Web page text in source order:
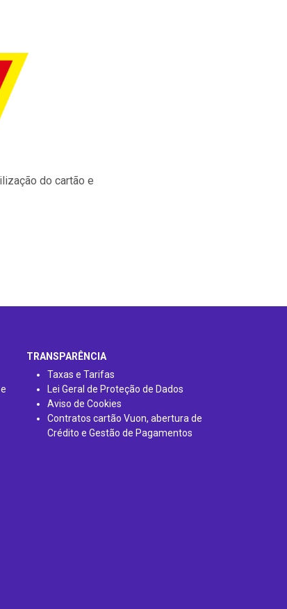
do cartão e
TRANSPARÊNCIA
Taxas e Tarifas
Lei Geral de Proteção de Dados
Aviso de Cookies
Contratos cartão Vuon, abertura de
Crédito e Gestão de Pagamentos